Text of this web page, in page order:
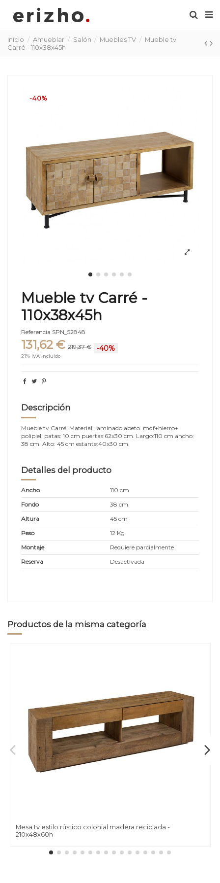
Inicio Amueblar Salón Muebles TV
Mueble tv
Carré - 110x38x45h
-40%
Mueble tv Carré -
110x38x45h
Referencia SPN_52848
131,62 € 219,37 € -40%
21% IVA incluido
Descripción
Mueble tv Carré. Material: laminado abeto. mdf+hierro+
polipiel. patas: 10 cm puertas:62x30 cm. Largo:110 cm ancho:
38 cm. Alto: 45 cm estante:40x30 cm.
Detalles del producto
Ancho
110 cm
Fondo
38 cm
Altura
45 cm
Peso
12 Kg
Montaje
Requiere parcialmente
Reserva
Desactivada
Productos de la misma categoría
Mesa tv estilo rústico colonial madera reciclada -
210x48x60h